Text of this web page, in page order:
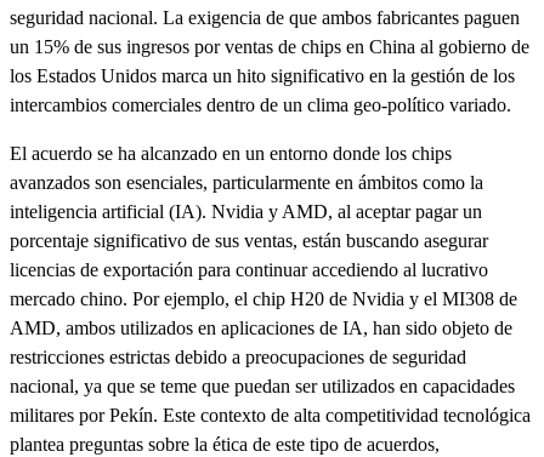
seguridad nacional. La exigencia de que ambos fabricantes paguen
un 15% de sus ingresos por ventas de chips en China al gobierno de
los Estados Unidos marca un hito significativo en la gestión de los
intercambios comerciales dentro de un clima geo-político variado.
El acuerdo se ha alcanzado en un entorno donde los chips
avanzados son esenciales, particularmente en ámbitos como la
inteligencia artificial (IA). Nvidia y AMD, al aceptar pagar un
porcentaje significativo de sus ventas, están buscando asegurar
licencias de exportación para continuar accediendo al lucrativo
mercado chino. Por ejemplo, el chip H20 de Nvidia y el MI308 de
AMD, ambos utilizados en aplicaciones de IA, han sido objeto de
restricciones estrictas debido a preocupaciones de seguridad
nacional, ya que se teme que puedan ser utilizados en capacidades
militares por Pekín. Este contexto de alta competitividad tecnológica
plantea preguntas sobre la ética de este tipo de acuerdos,